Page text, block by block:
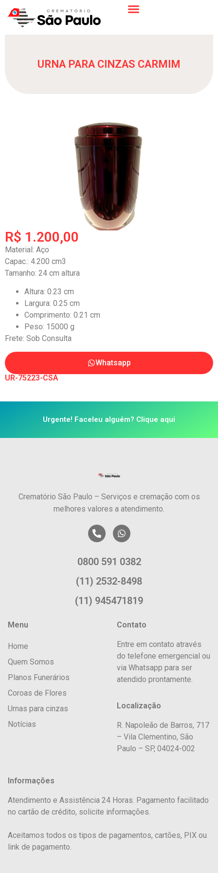
URNA PARA CINZAS CARMIM
R$ 1.200,00
Material: Aço
Capac.: 4.200 cm3
Tamanho: 24 cm altura
Altura: 0.23 cm
Largura: 0.25 cm
Comprimento: 0.21 cm
Peso: 15000 g
Frete: Sob Consulta
Whatsapp
UR-75223-CSA
Urgente! Faceleu alguém? Clique aqui
Crematório São Paulo – Serviços e cremação com os
melhores valores a atendimento.
0800 591 0382
(11) 2532-8498
(11) 945471819
Menu
Home
Quem Somos
Planos Funerários
Coroas de Flores
Urnas para cinzas
Notícias
Contato
Entre em contato através
do telefone emergencial ou
via Whatsapp para ser
atendido prontamente.
Localização
R. Napoleão de Barros, 717
– Vila Clementino, São
Paulo – SP, 04024-002
Informações
Atendimento e Assistência 24 Horas. Pagamento facilitado
no cartão de crédito, solicite informações.
Aceitamos todos os tipos de pagamentos, cartões, PIX ou
link de pagamento.